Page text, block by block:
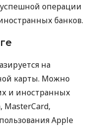
успешной операции
банков.
на
карты. Можно
и иностранных
MasterCard,
Apple